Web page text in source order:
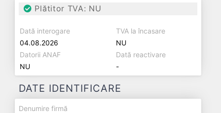
Plătitor TVA: NU
Dată interogare
04.08.2026
TVA la încasare
NU
Datorii ANAF
NU
Dată reactivare
-
DATE IDENTIFICARE
Denumire firmă